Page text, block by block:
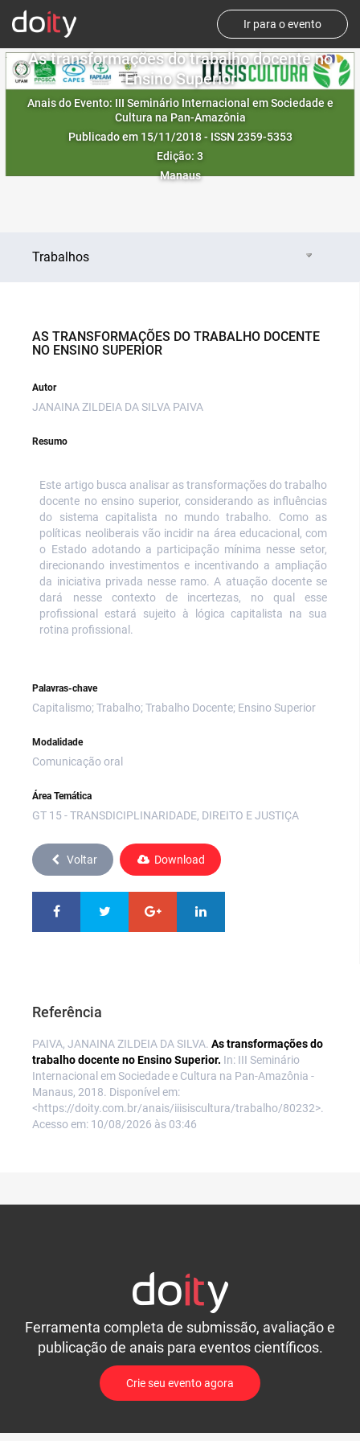
Ir para o evento
As transformações do trabalho docente no
Ensino Superior
Anais do Evento: III Seminário Internacional em Sociedade e
Cultura na Pan-Amazônia
Publicado em 15/11/2018 - ISSN 2359-5353
Edição: 3
Manaus
Trabalhos
AS TRANSFORMAÇÕES DO TRABALHO DOCENTE
NO ENSINO SUPERIOR
Autor
JANAINA ZILDEIA DA SILVA PAIVA
Resumo
Este artigo busca analisar as transformações do trabalho
docente no ensino superior, considerando as influências
do sistema capitalista no mundo trabalho. Como as
políticas neoliberais vão incidir na área educacional, com
o Estado adotando a participação mínima nesse setor,
direcionando investimentos e incentivando a ampliação
da iniciativa privada nesse ramo. A atuação docente se
dará nesse contexto de incertezas, no qual esse
profissional estará sujeito à lógica capitalista na sua
rotina profissional.
Palavras-chave
Capitalismo; Trabalho; Trabalho Docente; Ensino Superior
Modalidade
Comunicação oral
Área Temática
GT 15 - TRANSDICIPLINARIDADE, DIREITO E JUSTIÇA
Voltar Download
Referência
PAIVA, JANAINA ZILDEIA DA SILVA. As transformações do
trabalho docente no Ensino Superior. In: III Seminário
Internacional em Sociedade e Cultura na Pan-Amazônia -
Manaus, 2018. Disponível em:
<https://doity.com.br/anais/iiisiscultura/trabalho/80232>.
Acesso em: 10/08/2026 às 03:46
Ferramenta completa de submissão, avaliação e
publicação de anais para eventos científicos.
Crie seu evento agora